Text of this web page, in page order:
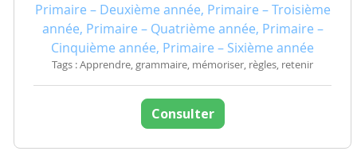
Primaire – Deuxième année, Primaire – Troisième
année, Primaire – Quatrième année, Primaire –
Cinquième année, Primaire – Sixième année
Tags : Apprendre, grammaire, mémoriser, règles, retenir
Consulter